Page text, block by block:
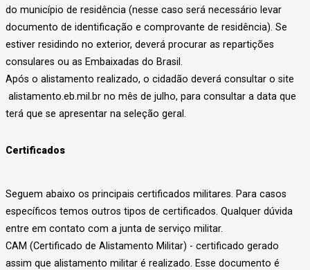
do município de residência (nesse caso será necessário levar
documento de identificação e comprovante de residência). Se
estiver residindo no exterior, deverá procurar as repartições
consulares ou as Embaixadas do Brasil.
Após o alistamento realizado, o cidadão deverá consultar o site
alistamento.eb.mil.br no mês de julho, para consultar a data que
terá que se apresentar na seleção geral.
Certificados
Seguem abaixo os principais certificados militares. Para casos
específicos temos outros tipos de certificados. Qualquer dúvida
entre em contato com a junta de serviço militar.
CAM (Certificado de Alistamento Militar) - certificado gerado
assim que alistamento militar é realizado. Esse documento é